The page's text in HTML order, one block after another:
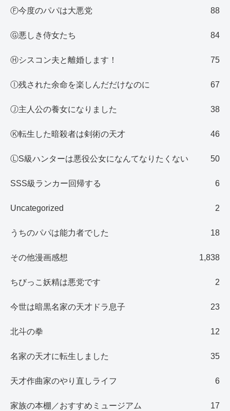
Ⓕ今度のパパは大悪党 88
Ⓖ悪しき侍女たち 84
Ⓗシスコン夫と離婚します！ 75
Ⓘ残された余命を楽しんだだけなのに 67
Ⓙ主人公の養女になりました 38
Ⓚ転生した暗殺者は剣術の天才 46
ⓁS級ハンターは悪役公女になんてなりたくない 50
SSS級ランカー回帰する 6
Uncategorized 2
うちのパパは能力者でした 18
その他漫画感想 1,838
ちびっこ妖精は悪党です 2
今世は暗黒名家の天才ドラ息子 23
北斗の拳 12
名家の天才に転生しました 35
天才作曲家のやり直しライフ 6
家族の本棚／おすすめミュージアム 17